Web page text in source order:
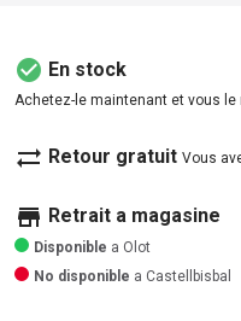
check_circle En stock
Achetez-le maintenant et vous
sync_alt Retour gratuit Vous
store Retrait a magasine
Disponible a Olot
No disponible a Castellbisbal